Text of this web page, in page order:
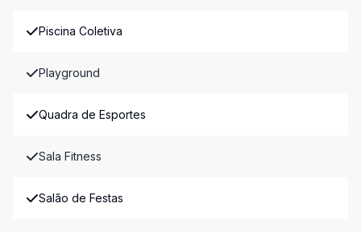
Piscina Coletiva
Playground
Quadra de Esportes
Sala Fitness
Salão de Festas